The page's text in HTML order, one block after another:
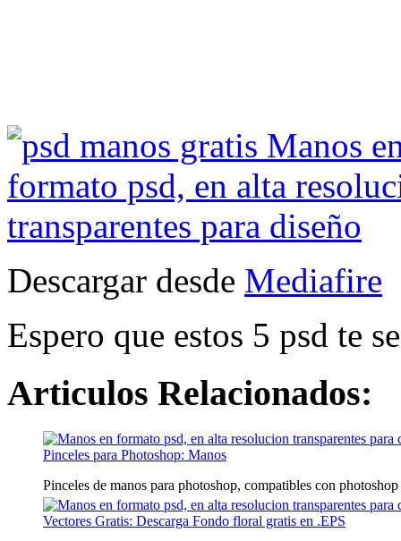
Descargar desde Mediafire
Espero que estos 5 psd te
Articulos Relacionados:
Pinceles para Photoshop: Manos
Pinceles de manos para photoshop, compatibles con
Vectores Gratis: Descarga Fondo floral gratis en .EPS